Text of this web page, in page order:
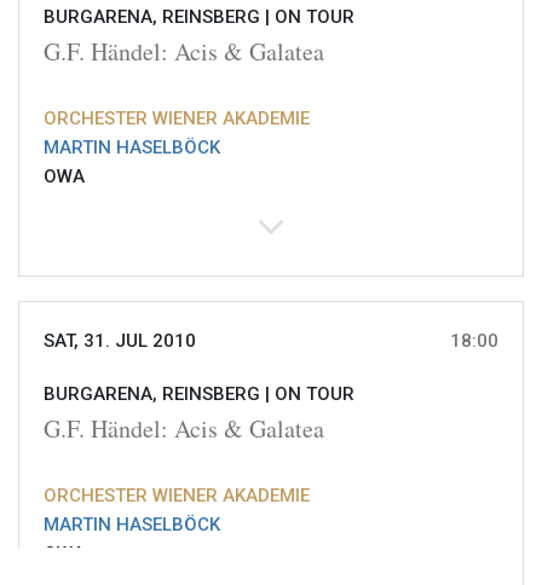
BURGARENA, REINSBERG | ON TOUR
G.F. Händel: Acis & Galatea
ORCHESTER WIENER AKADEMIE
MARTIN HASELBÖCK
OWA
SAT, 31. JUL 2010 18:00
BURGARENA, REINSBERG | ON TOUR
G.F. Händel: Acis & Galatea
ORCHESTER WIENER AKADEMIE
MARTIN HASELBÖCK
OWA